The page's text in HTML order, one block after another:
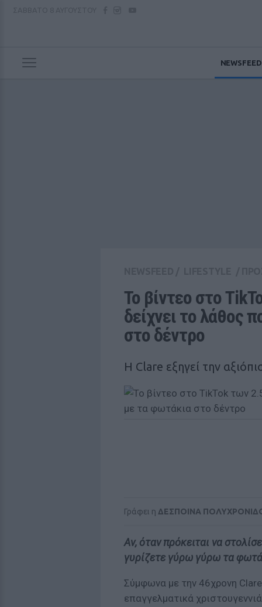
NEWSFEED
To βίντεο στο
δείχνει το λάθος
στο δέντρο
H Clare εξηγεί την
Γράφει η ΔΕΣΠΟΙΝΑ
Αν, όταν πρόκειται να
γυρίζετε γύρω γύρω τα
Σύμφωνα με την 46χρονη
επαγγελματικά